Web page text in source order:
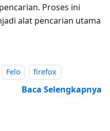
Proses ini
alat pencarian utama
Felo firefox
Baca Selengkapnya